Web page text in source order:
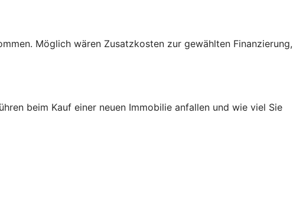
Möglich wären Zusatzkosten zur gewählten Finanzierung,
beim Kauf einer neuen Immobilie anfallen und wie viel Sie